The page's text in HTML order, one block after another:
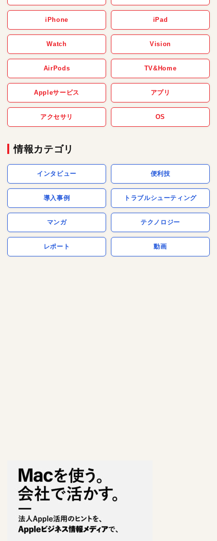
iPhone iPad
Watch Vision
AirPods TV&Home
Appleサービス アプリ
アクセサリ OS
情報カテゴリ
インタビュー 便利技
導入事例 トラブルシューティング
マンガ テクノロジー
レポート 動画